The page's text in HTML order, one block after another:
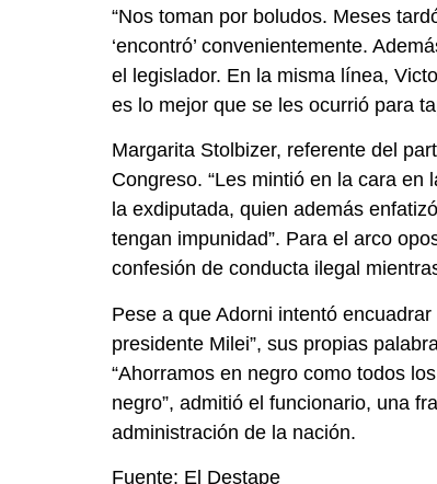
“Nos toman por boludos. Meses
‘encontró’ convenientemente.
el legislador. En la misma línea,
es lo mejor que se les ocurrió para
Margarita Stolbizer, referente del
Congreso. “Les mintió en la cara
la exdiputada, quien además
tengan impunidad”. Para el arco
confesión de conducta ilegal
Pese a que Adorni intentó
presidente Milei”, sus propias
“Ahorramos en negro como todos
negro”, admitió el funcionario, una
administración de la nación.
Fuente: El Destape